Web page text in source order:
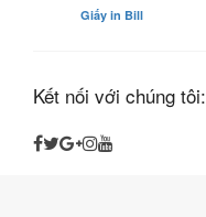
Giấy in Bill
Kết nối với chúng tôi: